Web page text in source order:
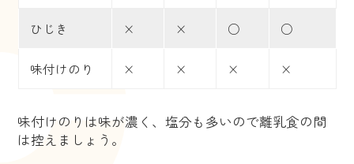
ひじき × × ○ ○
味付けのり × × × ×
味付けのりは味が濃く、塩分も多いので離乳食の間
は控えましょう。